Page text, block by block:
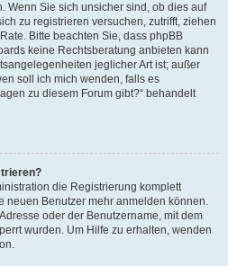
Wenn Sie sich unsicher sind, ob dies auf
zu registrieren versuchen, zutrifft, ziehen
Bitte beachten Sie, dass phpBB
keine Rechtsberatung anbieten kann
jeglicher Art ist; außer
soll ich mich wenden, falls es
zu diesem Forum gibt?“ behandelt
die Registrierung komplett
neuen Benutzer mehr anmelden können.
oder der Benutzername, mit dem
wurden. Um Hilfe zu erhalten, wenden